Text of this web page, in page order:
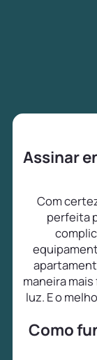
Assinar
Com
perfeita
maneira
luz. E o
Como